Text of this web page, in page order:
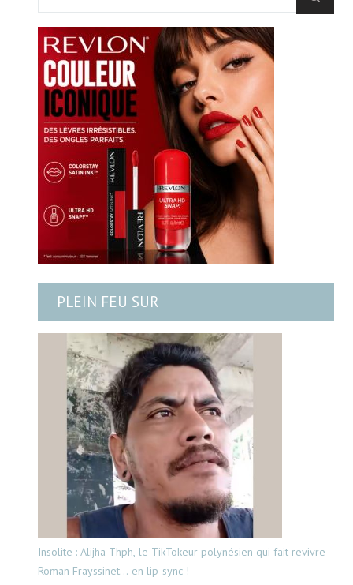
PLEIN FEU SUR
Insolite : Alijha Thph, le TikTokeur polynésien qui fait revivre
Roman Frayssinet… en lip-sync !